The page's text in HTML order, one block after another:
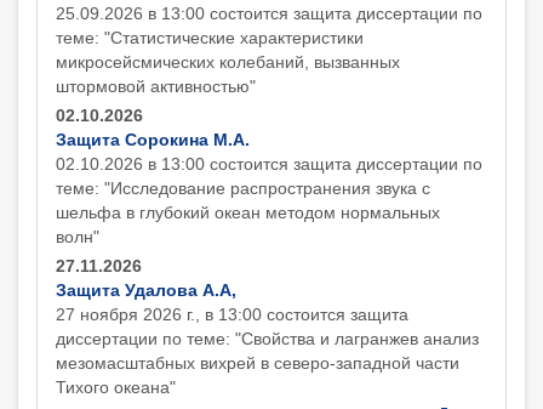
25.09.2026 в 13:00 состоится защита диcсертации по
теме: "Статистические характеристики
микросейсмических колебаний, вызванных
штормовой активностью"
02.10.2026
Защита Сорокина М.А.
02.10.2026 в 13:00 состоится защита диcсертации по
теме: "Исследование распространения звука с
шельфа в глубокий океан методом нормальных
волн"
27.11.2026
Защита Удалова А.А,
27 ноября 2026 г., в 13:00 состоится защита
диcсертации по теме: "Свойства и лагранжев анализ
мезомасштабных вихрей в северо-западной части
Тихого океана"